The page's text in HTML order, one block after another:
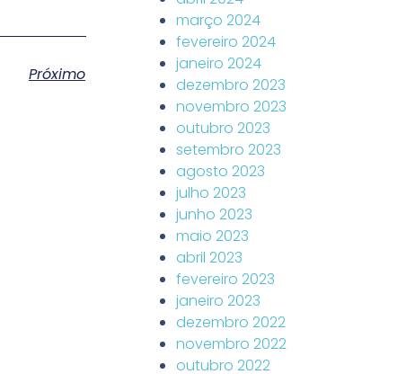
Próximo
março 2024
fevereiro 2024
janeiro 2024
dezembro 2023
novembro 2023
outubro 2023
setembro 2023
agosto 2023
julho 2023
junho 2023
maio 2023
abril 2023
fevereiro 2023
janeiro 2023
dezembro 2022
novembro 2022
outubro 2022